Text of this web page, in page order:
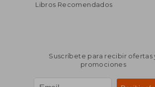
Libros Recomendados
Suscríbete para recibir ofertas
promociones